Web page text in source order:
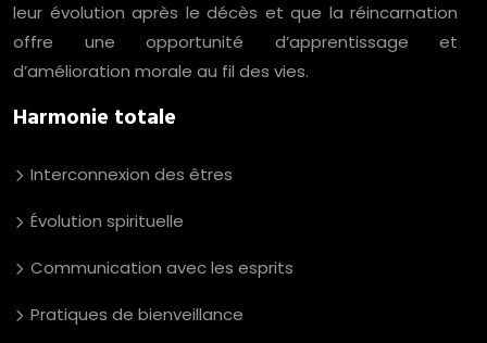
leur évolution après le décès et que la réincarnation
offre une opportunité d’apprentissage et
d’amélioration morale au fil des vies.
Harmonie totale
Interconnexion des êtres
Évolution spirituelle
Communication avec les esprits
Pratiques de bienveillance